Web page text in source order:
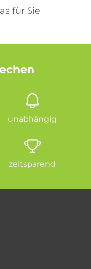
für Sie
unabhängig
zeitsparend